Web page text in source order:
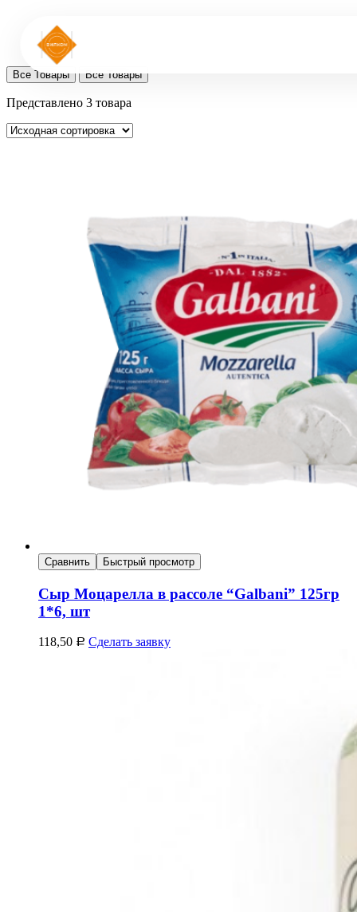
Все Товары Все Товары
Представлено 3 товара
Сравнить Быстрый просмотр
Сыр Моцарелла в рассоле “Galbani” 125гр
1*6, шт
118,50 Р Сделать заявку